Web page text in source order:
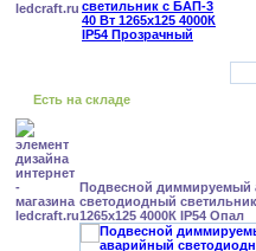
Есть на складе
Подвесной диммируемый
светодиодный
1265x125 4000К IP54 Опал